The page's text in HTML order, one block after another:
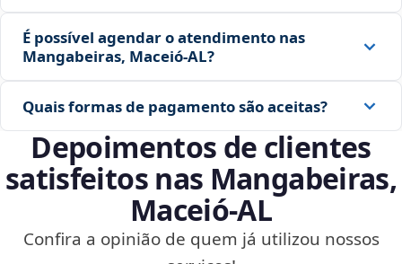
É possível agendar o atendimento nas
Mangabeiras, Maceió‑AL?
Quais formas de pagamento são aceitas?
Depoimentos de clientes
satisfeitos nas Mangabeiras,
Maceió‑AL
Confira a opinião de quem já utilizou nossos